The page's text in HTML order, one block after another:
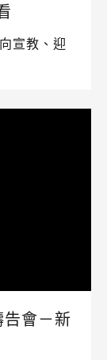
宣教、迎
告會－新